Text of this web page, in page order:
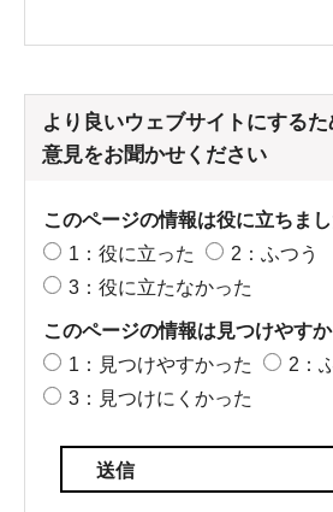
より良いウェブサイトにする
意見をお聞かせください
このページの情報は役に立ちま
1：役に立った
2：ふつう
3：役に立たなかった
このページの情報は見つけやす
1：見つけやすかった
2：
3：見つけにくかった